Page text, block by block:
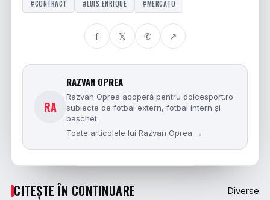
#CONTRACT #LUIS ENRIQUE #MERCATO
f 𝕏 ✆ ↗
RA
RAZVAN OPREA
Razvan Oprea acoperă pentru dolcesport.ro
subiecte de fotbal extern, fotbal intern și
baschet.
Toate articolele lui Razvan Oprea →
CITEȘTE ÎN CONTINUARE Diverse